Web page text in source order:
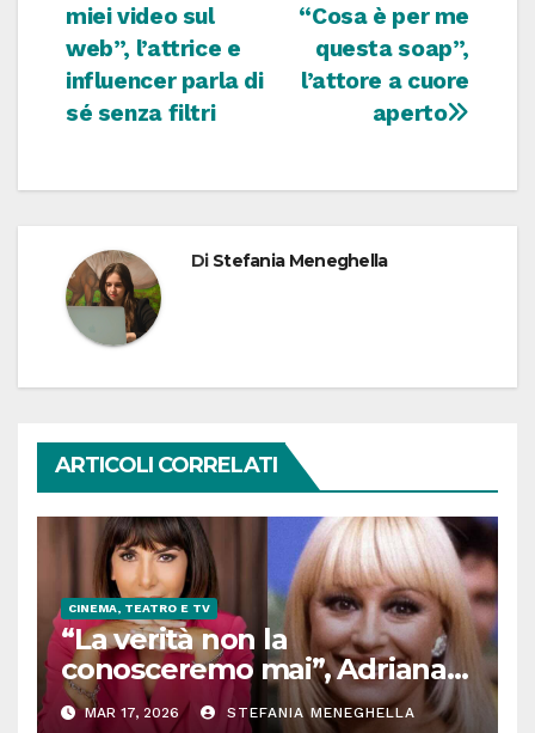
“Cosa è per me
questa soap”,
l’attore a cuore
aperto
miei video sul
web”, l’attrice e
influencer parla di
sé senza filtri
Di Stefania Meneghella
ARTICOLI CORRELATI
CINEMA, TEATRO E TV
“La verità non la
conosceremo mai”, Adriana
Pannitteri e il figlio (segreto)
MAR 17, 2026 STEFANIA MENEGHELLA